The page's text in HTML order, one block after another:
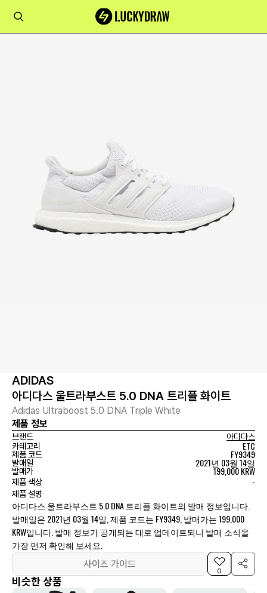
ADIDAS
아디다스 울트라부스트 5.0 DNA 트리플 화이트
Adidas Ultraboost 5.0 DNA Triple White
제품 정보
브랜드
아디다스
카테고리
ETC
제품 코드 FY9349
발매일 2021년 03월 14일
발매가 199,000 KRW
제품 색상 -
제품 설명
아디다스 울트라부스트 5.0 DNA 트리플 화이트의 발매 정보입니다.
발매일은 2021년 03월 14일, 제품 코드는 FY9349, 발매가는 199,000
KRW입니다. 발매 정보가 공개되는 대로 업데이트되니 발매 소식을
가장 먼저 확인해 보세요.
사이즈 가이드
0
비슷한 상품